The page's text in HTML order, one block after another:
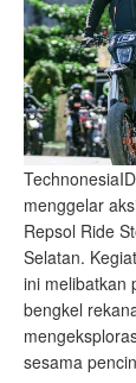
menggelar
Repsol Ride
Selatan.
ini melibatkan
bengkel
sesama